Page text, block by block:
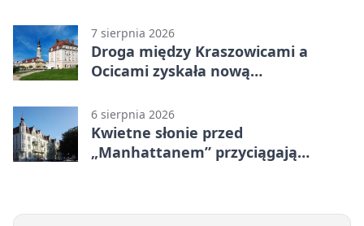
7 sierpnia 2026
Droga między Kraszowicami a
Ocicami zyskała nową
6 sierpnia 2026
Kwietne słonie przed
„Manhattanem” przyciągają